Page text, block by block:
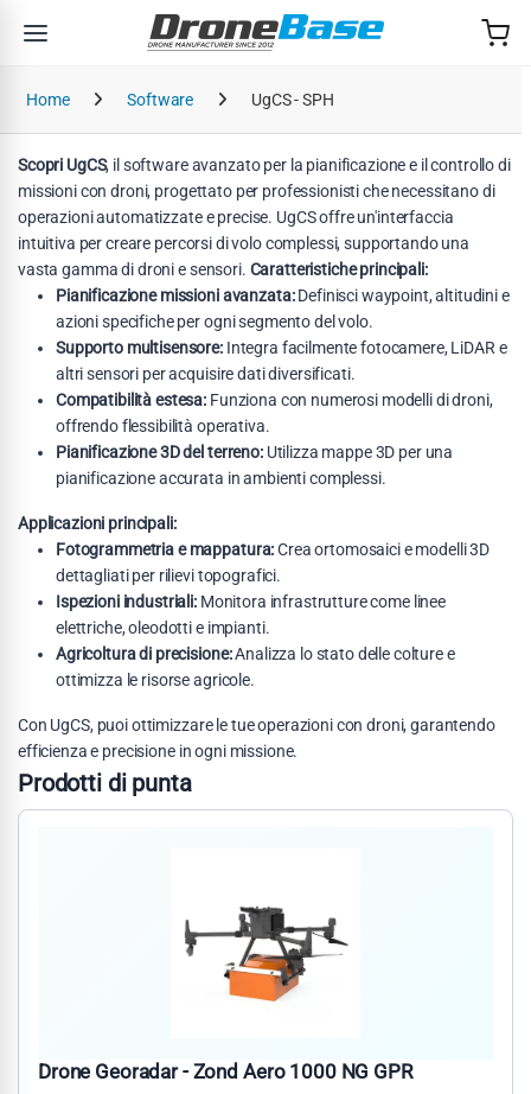
Home Software UgCS - SPH
Scopri UgCS, il software avanzato per la pianificazione e il controllo di
missioni con droni, progettato per professionisti che necessitano di
operazioni automatizzate e precise. UgCS offre un'interfaccia
intuitiva per creare percorsi di volo complessi, supportando una
vasta gamma di droni e sensori. Caratteristiche principali:
Pianificazione missioni avanzata:Definisci waypoint, altitudini e
azioni specifiche per ogni segmento del volo.
Supporto multisensore:Integra facilmente fotocamere, LiDAR e
altri sensori per acquisire dati diversificati.
Compatibilità estesa: Funziona con numerosi modelli di droni,
offrendo flessibilità operativa.
Pianificazione 3D del terreno:Utilizza mappe 3D per una
pianificazione accurata in ambienti complessi.
Applicazioni principali:
Fotogrammetria e mappatura:Crea ortomosaici e modelli 3D
dettagliati per rilievi topografici.
Ispezioni industriali:Monitora infrastrutture come linee
elettriche, oleodotti e impianti.
Agricoltura di precisione:Analizza lo stato delle colture e
ottimizza le risorse agricole.
Con UgCS, puoi ottimizzare le tue operazioni con droni, garantendo
efficienza e precisione in ogni missione.
Prodotti di punta
Drone Georadar - Zond Aero 1000 NG GPR